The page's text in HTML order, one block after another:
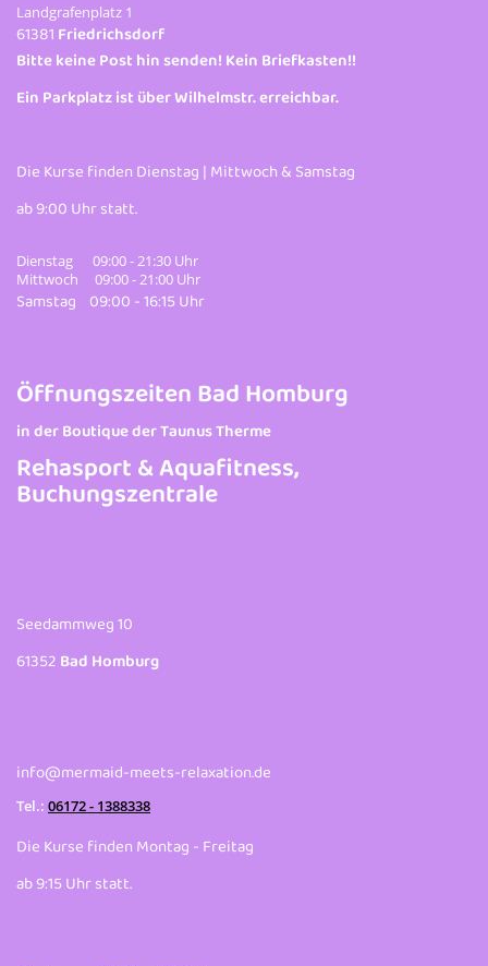
Landgrafenplatz 1
61381 Friedrichsdorf
Bitte keine Post hin senden! Kein Briefkasten!!
Ein Parkplatz ist über Wilhelmstr. erreichbar.
Die Kurse finden Dienstag | Mittwoch & Samstag
ab 9:00 Uhr statt.
Dienstag 09:00 - 21:30 Uhr
Mittwoch 09:00 - 21:00 Uhr
Samstag 09:00 - 16:15 Uhr
Öffnungszeiten Bad Homburg
in der Boutique der Taunus Therme
Rehasport & Aquafitness,
Buchungszentrale
Seedammweg 10
61352 Bad Homburg
info@mermaid-meets-relaxation.de
Tel.: 06172 - 1388338
Die Kurse finden Montag - Freitag
ab 9:15 Uhr statt.